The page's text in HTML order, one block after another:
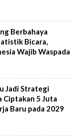
Berbahaya
Bicara,
Wajib Waspada
Jadi Strategi
Ciptakan 5 Juta
Baru pada 2029